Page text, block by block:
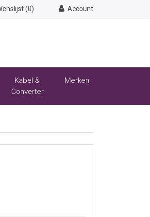
(0) Account
Kabel &
Converter
Merken